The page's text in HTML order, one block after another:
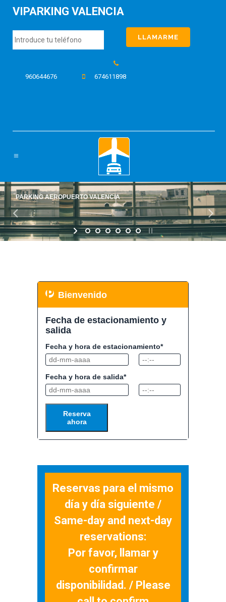
VIPARKING VALENCIA
960644676 674611898
PARKING AEROPUERTO VALENCIA
Bienvenido
Fecha de estacionamiento y
salida
Fecha y hora de estacionamiento*
Fecha y hora de salida*
Reserva
ahora
Reservas para el mismo
día y día siguiente /
Same-day and next-day
reservations:
Por favor, llamar y
confirmar
disponibilidad. / Please